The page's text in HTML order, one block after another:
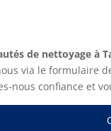
de nettoyage à
via le formulaire
nous confiance et